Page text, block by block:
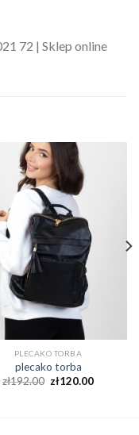
72 | Sklep online
PLECAKO TORBA
plecako torba
zł192.00 zł120.00